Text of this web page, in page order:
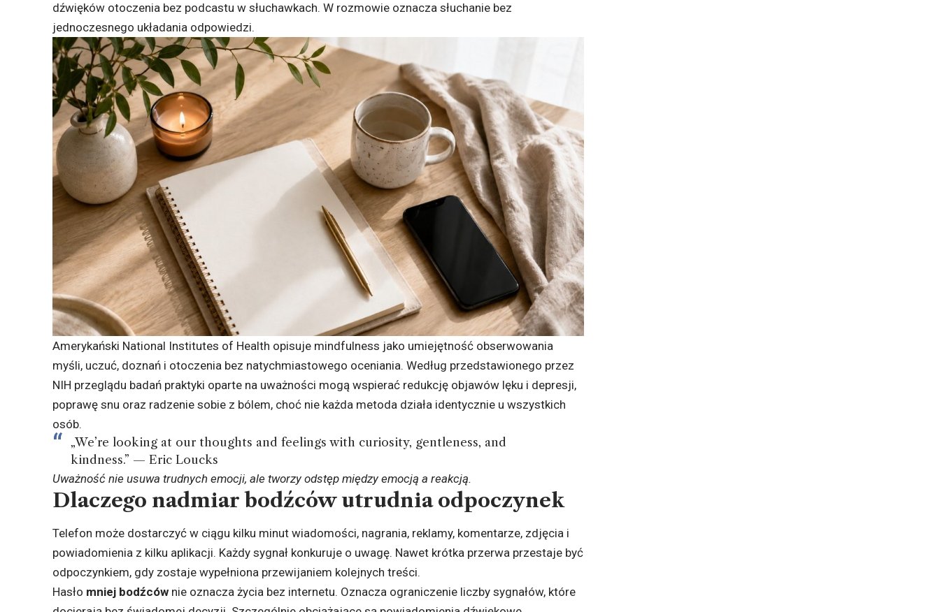
dźwięków otoczenia bez podcastu w słuchawkach. W rozmowie oznacza słuchanie bez
jednoczesnego układania odpowiedzi.
Amerykański National Institutes of Health opisuje mindfulness jako umiejętność obserwowania
myśli, uczuć, doznań i otoczenia bez natychmiastowego oceniania. Według przedstawionego przez
NIH przeglądu badań praktyki oparte na uważności mogą wspierać redukcję objawów lęku i depresji,
poprawę snu oraz radzenie sobie z bólem, choć nie każda metoda działa identycznie u wszystkich
osób.
„We’re looking at our thoughts and feelings with curiosity, gentleness, and
kindness.” — Eric Loucks
Uważność nie usuwa trudnych emocji, ale tworzy odstęp między emocją a reakcją.
Dlaczego nadmiar bodźców utrudnia odpoczynek
Telefon może dostarczyć w ciągu kilku minut wiadomości, nagrania, reklamy, komentarze, zdjęcia i
powiadomienia z kilku aplikacji. Każdy sygnał konkuruje o uwagę. Nawet krótka przerwa przestaje być
odpoczynkiem, gdy zostaje wypełniona przewijaniem kolejnych treści.
Hasło mniej bodźców nie oznacza życia bez internetu. Oznacza ograniczenie liczby sygnałów, które